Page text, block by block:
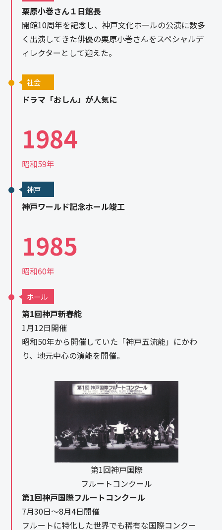
栗原小巻さん１日館長
開館10周年を記念し、神戸文化ホールの公演に数多
く出演してきた俳優の栗原小巻さんをスペシャルデ
ィレクターとして迎えた。
社会
ドラマ「おしん」が人気に
1984
昭和59年
神戸
神戸ワールド記念ホール竣工
1985
昭和60年
ホール
第1回神戸新春能
1月12日開催
昭和50年から開催していた「神戸五流能」にかわ
り、地元中心の演能を開催。
第1回神戸国際
フルートコンクール
第1回神戸国際フルートコンクール
7月30日～8月4日開催
フルートに特化した世界でも稀有な国際コンクー